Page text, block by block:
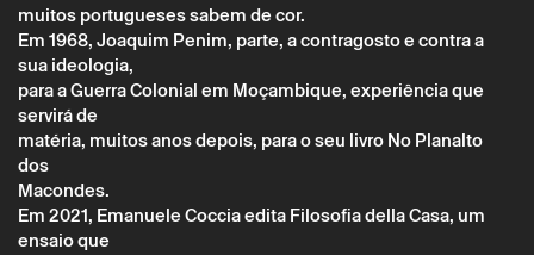
muitos portugueses sabem de cor.
Em 1968, Joaquim Penim, parte, a contragosto e contra a
sua ideologia,
para a Guerra Colonial em Moçambique, experiência que
servirá de
matéria, muitos anos depois, para o seu livro No Planalto
dos
Macondes.
Em 2021, Emanuele Coccia edita Filosofia della Casa, um
ensaio que